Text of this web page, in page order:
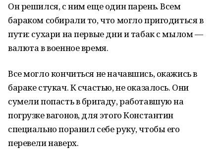
Он решился, с ним еще один парень. Всем
бараком собирали то, что могло пригодиться в
пути: сухари на первые дни и табак с мылом —
валюта в военное время.
Все могло кончиться не начавшись, окажись в
бараке стукач. К счастью, не оказалось. Они
сумели попасть в бригаду, работавшую на
погрузке вагонов, для этого Константин
специально поранил себе руку, чтобы его
перевели наверх.